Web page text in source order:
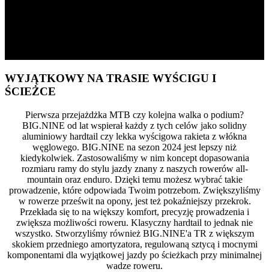
WYJĄTKOWY NA TRASIE WYŚCIGU I
ŚCIEŻCE
Pierwsza przejażdżka MTB czy kolejna walka o podium?
BIG.NINE od lat wspierał każdy z tych celów jako solidny
aluminiowy hardtail czy lekka wyścigowa rakieta z włókna
węglowego. BIG.NINE na sezon 2024 jest lepszy niż
kiedykolwiek. Zastosowaliśmy w nim koncept dopasowania
rozmiaru ramy do stylu jazdy znany z naszych rowerów all-
mountain oraz enduro. Dzięki temu możesz wybrać takie
prowadzenie, które odpowiada Twoim potrzebom. Zwiększyliśmy
w rowerze prześwit na opony, jest też pokaźniejszy przekrok.
Przekłada się to na większy komfort, precyzję prowadzenia i
zwiększa możliwości roweru. Klasyczny hardtail to jednak nie
wszystko. Stworzyliśmy również BIG.NINE'a TR z większym
skokiem przedniego amortyzatora, regulowaną sztycą i mocnymi
komponentami dla wyjątkowej jazdy po ścieżkach przy minimalnej
wadze roweru.